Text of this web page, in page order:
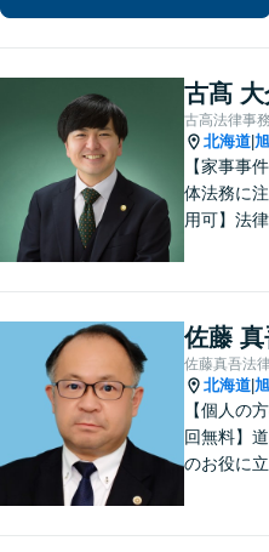
古髙
古高法律事
北海道
【家事事
体法務に
用可】法
みでも気
る「信頼
指してい
相談も対
総合法律
佐藤 真
佐藤真吾法
北海道
【個人の
回無料】
のお役に